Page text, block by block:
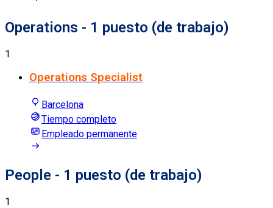
Operations - 1 puesto (de trabajo)
1
Operations Specialist
Barcelona
Tiempo completo
Empleado permanente
People - 1 puesto (de trabajo)
1